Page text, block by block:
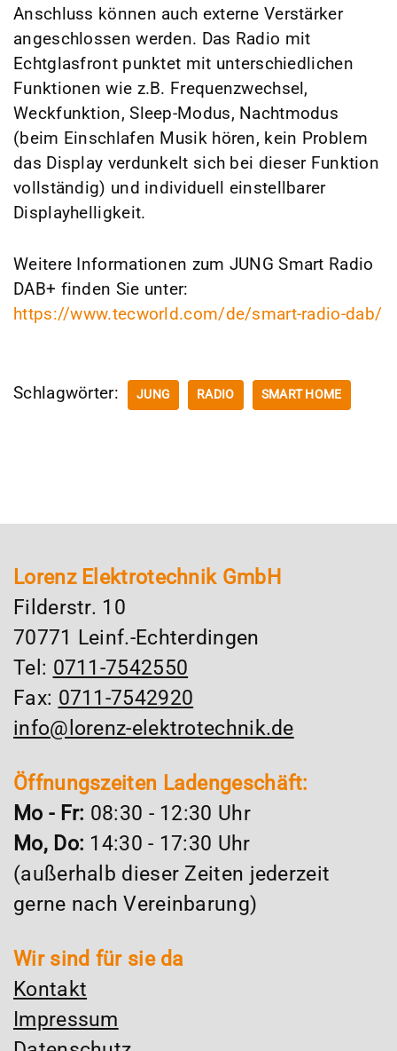
Anschluss können auch externe Verstärker
angeschlossen werden. Das Radio mit
Echtglasfront punktet mit unterschiedlichen
Funktionen wie z.B. Frequenzwechsel,
Weckfunktion, Sleep-Modus, Nachtmodus
(beim Einschlafen Musik hören, kein Problem
das Display verdunkelt sich bei dieser Funktion
vollständig) und individuell einstellbarer
Displayhelligkeit.
Weitere Informationen zum JUNG Smart Radio
DAB+ finden Sie unter:
https://www.tecworld.com/de/smart-radio-dab/
Schlagwörter: JUNG RADIO SMART HOME
Lorenz Elektrotechnik GmbH
Filderstr. 10
70771 Leinf.-Echterdingen
Tel: 0711-7542550
Fax: 0711-7542920
info@lorenz-elektrotechnik.de
Öffnungszeiten Ladengeschäft:
Mo - Fr: 08:30 - 12:30 Uhr
Mo, Do: 14:30 - 17:30 Uhr
(außerhalb dieser Zeiten jederzeit
gerne nach Vereinbarung)
Wir sind für sie da
Kontakt
Impressum